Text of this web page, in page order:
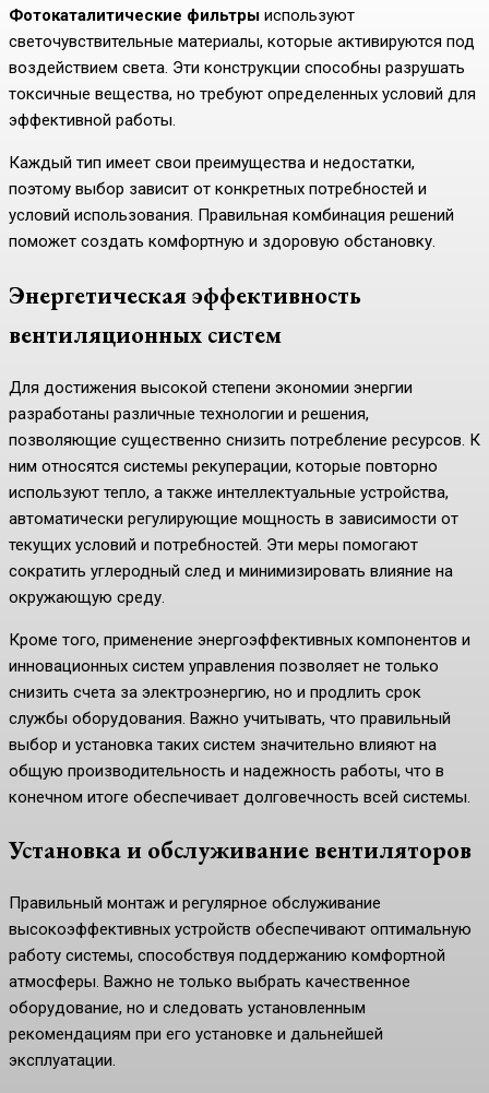
Фотокаталитические фильтры используют
светочувствительные материалы, которые активируются под
воздействием света. Эти конструкции способны разрушать
токсичные вещества, но требуют определенных условий для
эффективной работы.
Каждый тип имеет свои преимущества и недостатки,
поэтому выбор зависит от конкретных потребностей и
условий использования. Правильная комбинация решений
поможет создать комфортную и здоровую обстановку.
Энергетическая эффективность
вентиляционных систем
Для достижения высокой степени экономии энергии
разработаны различные технологии и решения,
позволяющие существенно снизить потребление ресурсов. К
ним относятся системы рекуперации, которые повторно
используют тепло, а также интеллектуальные устройства,
автоматически регулирующие мощность в зависимости от
текущих условий и потребностей. Эти меры помогают
сократить углеродный след и минимизировать влияние на
окружающую среду.
Кроме того, применение энергоэффективных компонентов и
инновационных систем управления позволяет не только
снизить счета за электроэнергию, но и продлить срок
службы оборудования. Важно учитывать, что правильный
выбор и установка таких систем значительно влияют на
общую производительность и надежность работы, что в
конечном итоге обеспечивает долговечность всей системы.
Установка и обслуживание вентиляторов
Правильный монтаж и регулярное обслуживание
высокоэффективных устройств обеспечивают оптимальную
работу системы, способствуя поддержанию комфортной
атмосферы. Важно не только выбрать качественное
оборудование, но и следовать установленным
рекомендациям при его установке и дальнейшей
эксплуатации.